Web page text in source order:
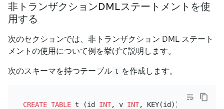
非トランザクションDMLステートメントを使
用する
次のセクションでは、非トランザクション DML ステート
メントの使用について例を挙げて説明します。
次のスキーマを持つテーブル t を作成します。
CREATE TABLE t (id INT, v INT